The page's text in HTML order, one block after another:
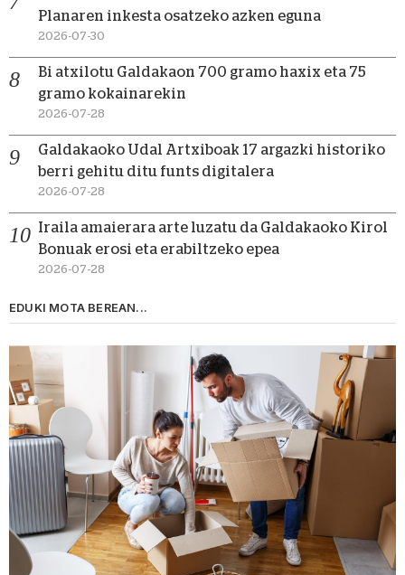
Planaren inkesta osatzeko azken eguna
2026-07-30
Bi atxilotu Galdakaon 700 gramo haxix eta 75
gramo kokainarekin
2026-07-28
Galdakaoko Udal Artxiboak 17 argazki historiko
berri gehitu ditu funts digitalera
2026-07-28
Iraila amaierara arte luzatu da Galdakaoko Kirol
Bonuak erosi eta erabiltzeko epea
2026-07-28
EDUKI MOTA BEREAN...